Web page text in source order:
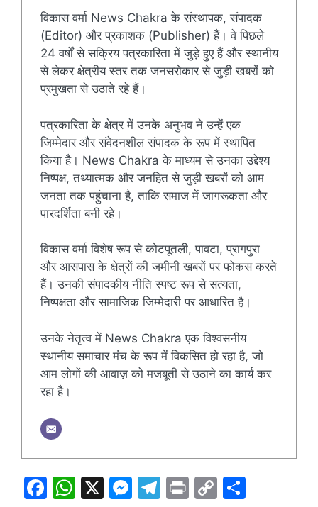
विकास वर्मा News Chakra के संस्थापक, संपादक
(Editor) और प्रकाशक (Publisher) हैं। वे पिछले
24 वर्षों से सक्रिय पत्रकारिता में जुड़े हुए हैं और स्थानीय
से लेकर क्षेत्रीय स्तर तक जनसरोकार से जुड़ी खबरों को
प्रमुखता से उठाते रहे हैं।
पत्रकारिता के क्षेत्र में उनके अनुभव ने उन्हें एक
जिम्मेदार और संवेदनशील संपादक के रूप में स्थापित
किया है। News Chakra के माध्यम से उनका उद्देश्य
निष्पक्ष, तथ्यात्मक और जनहित से जुड़ी खबरों को आम
जनता तक पहुंचाना है, ताकि समाज में जागरूकता और
पारदर्शिता बनी रहे।
विकास वर्मा विशेष रूप से कोटपूतली, पावटा, प्रागपुरा
और आसपास के क्षेत्रों की जमीनी खबरों पर फोकस करते
हैं। उनकी संपादकीय नीति स्पष्ट रूप से सत्यता,
निष्पक्षता और सामाजिक जिम्मेदारी पर आधारित है।
उनके नेतृत्व में News Chakra एक विश्वसनीय
स्थानीय समाचार मंच के रूप में विकसित हो रहा है, जो
आम लोगों की आवाज़ को मजबूती से उठाने का कार्य कर
रहा है।
F
W X
M T
Pr C